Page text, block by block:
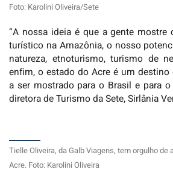
Foto: Karolini Oliveira/Sete
“A nossa ideia é que a gente
turístico na Amazônia, o nosso
natureza, etnoturismo, turismo de
enfim, o estado do Acre é um
a ser mostrado para o Brasil e para o
diretora de Turismo da Sete, Sirlânia
Tielle Oliveira, da Galb Viagens, tem orgulho de
Acre. Foto: Karolini Oliveira